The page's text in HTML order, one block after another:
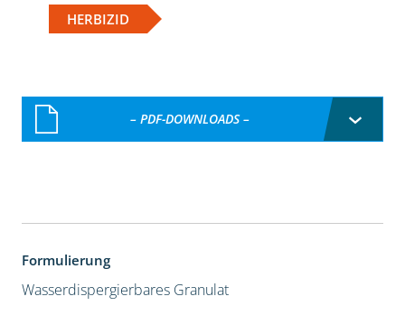
HERBIZID
– PDF-DOWNLOADS –
Formulierung
Wasserdispergierbares Granulat